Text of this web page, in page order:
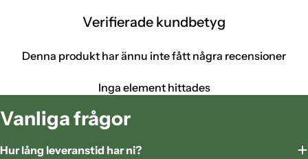
Verifierade kundbetyg
Denna produkt har ännu inte fått några recensioner
Inga element hittades
Vanliga frågor
Hur lång leveranstid har ni?